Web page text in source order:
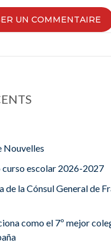
Nouvelles
escolar 2026-2027
de la Cónsul General de
como el 7º mejor